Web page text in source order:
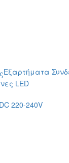
Εξαρτήματα
LED
220-240V